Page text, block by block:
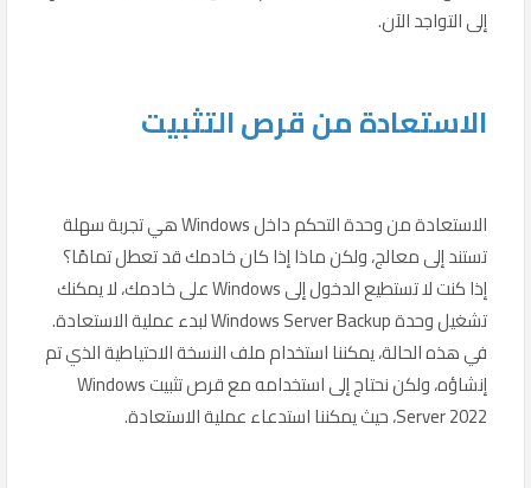
إلى التواجد الآن.
الاستعادة من قرص التثبيت
الاستعادة من وحدة التحكم داخل Windows هي تجربة سهلة
تستند إلى معالج، ولكن ماذا إذا كان خادمك قد تعطل تمامًا؟
إذا كنت لا تستطيع الدخول إلى Windows على خادمك، لا يمكنك
تشغيل وحدة Windows Server Backup لبدء عملية الاستعادة.
في هذه الحالة، يمكننا استخدام ملف النسخة الاحتياطية الذي تم
إنشاؤه، ولكن نحتاج إلى استخدامه مع قرص تثبيت Windows
Server 2022، حيث يمكننا استدعاء عملية الاستعادة.